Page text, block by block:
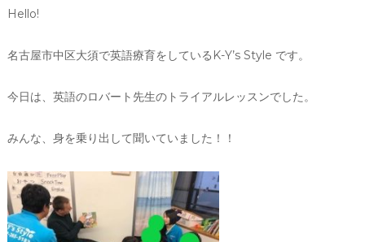
Hello!
名古屋市中区大須で英語療育をしているK-Y’s Style です。
今日は、英語のロバート先生のトライアルレッスンでした。
みんな、身を乗り出して聞いていました！！